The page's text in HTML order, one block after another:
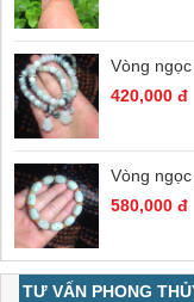
Vòng
420,000 đ
Vòng
580,000 đ
TƯ VẤN PHONG